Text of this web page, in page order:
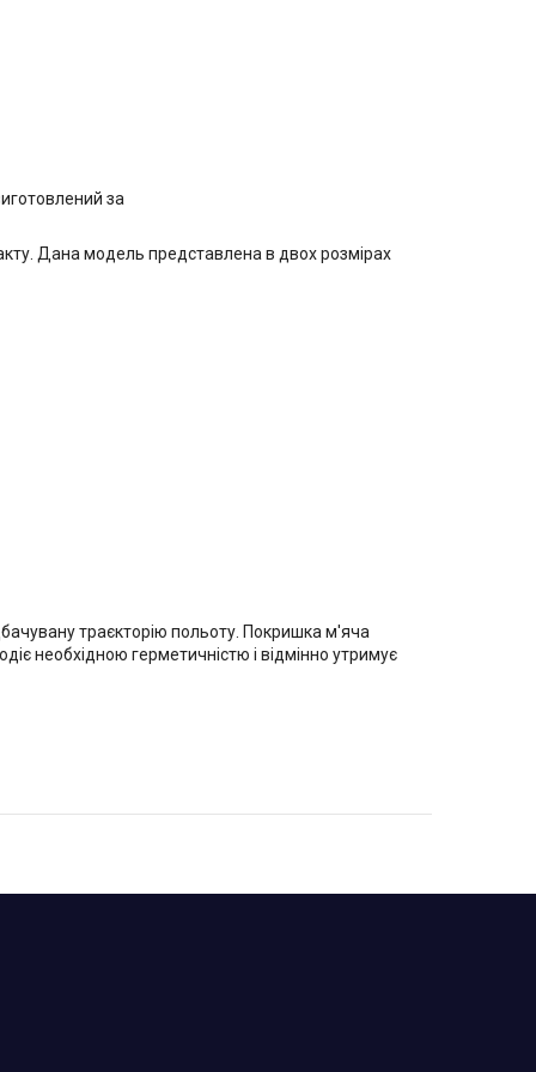
за
Дана модель представлена в двох розмірах
траєкторію польоту. Покришка м'яча
необхідною герметичністю і відмінно утримує